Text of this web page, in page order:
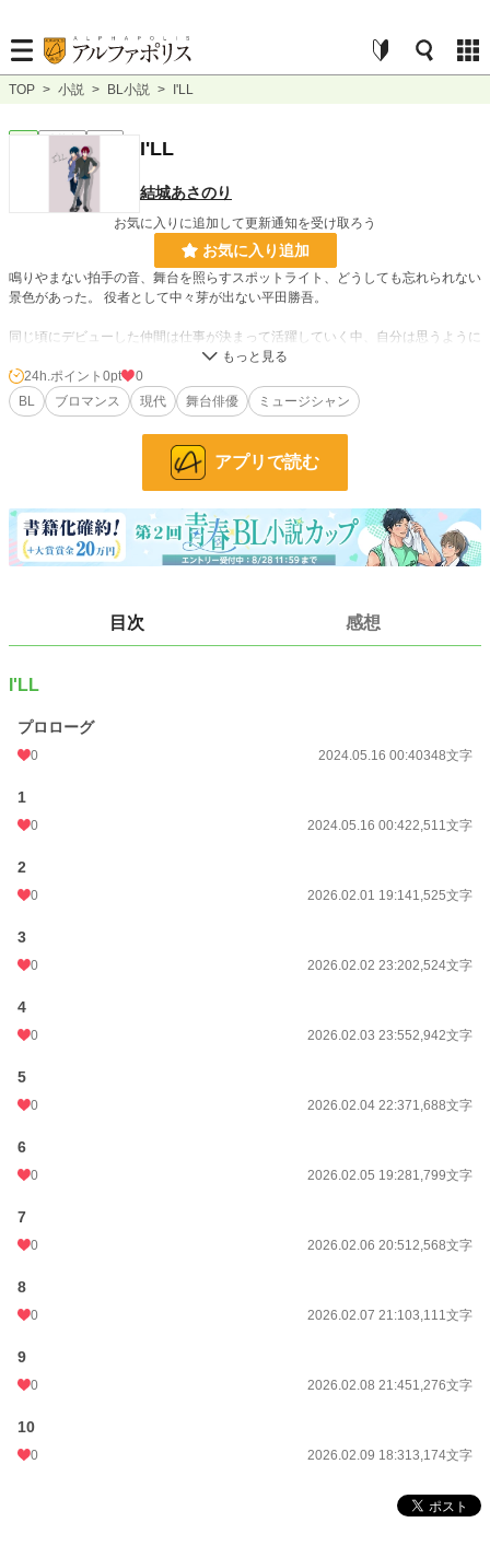
TOP > 小説 > BL小説 > I'LL
I'LL
結城あさのり
お気に入りに追加して更新通知を受け取ろう
お気に入り追加
鳴りやまない拍手の音、舞台を照らすスポットライト、どうしても忘れられない
景色があった。 役者として中々芽が出ない平田勝吾。
同じ頃にデビューした仲間は仕事が決まって活躍していく中、自分は思うように
仕事ができない。 そんな時一人のミュージシャンと出会い、自分にとって役者
とは考えることになるのである。
舞台俳優シリーズ第一弾「I'LL」を初版から大幅に改稿して再販します。
228,921 位 / 228,921 件
お気に入り 1
23,466
初回公開日時
週間ポイント
年間ポイント
24h.ポイント 0pt
0
BL
ブロマンス 現代 舞台俳優 ミュージシャン
アプリで読む
目次 感想
I'LL
プロローグ
0 2024.05.16 00:40348文字
1
0 2024.05.16 00:422,511文字
2
0 2026.02.01 19:141,525文字
3
0 2026.02.02 23:202,524文字
4
0 2026.02.03 23:552,942文字
5
0 2026.02.04 22:371,688文字
6
0 2026.02.05 19:281,799文字
7
0 2026.02.06 20:512,568文字
8
0 2026.02.07 21:103,111文字
9
0 2026.02.08 21:451,276文字
10
0 2026.02.09 18:313,174文字